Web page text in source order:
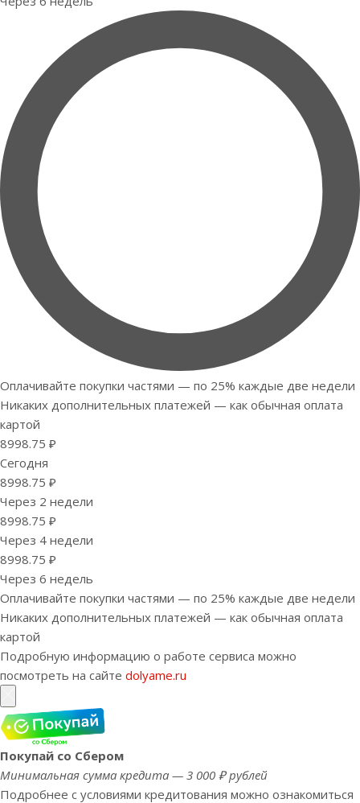
Оплачивайте покупки частями — по 25% каждые две недели
Никаких дополнительных платежей — как обычная оплата
картой
8998.75 ₽
Сегодня
8998.75 ₽
Через 2 недели
8998.75 ₽
Через 4 недели
8998.75 ₽
Через 6 недель
Оплачивайте покупки частями — по 25% каждые две недели
Никаких дополнительных платежей — как обычная оплата
картой
Подробную информацию о работе сервиса можно
посмотреть на сайте dolyame.ru
Покупай со Сбером
Минимальная сумма кредита — 3 000 ₽ рублей
Подробнее с условиями кредитования можно ознакомиться